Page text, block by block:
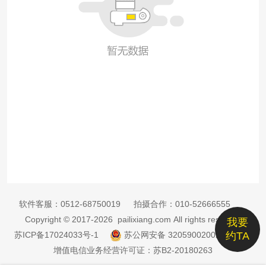
我要
约TA
软件客服： 0512-68750019 拍摄合作： 010-52666555
Copyright © 2017-2026 pailixiang.com All rights reserved
苏ICP备17024033号-1
苏公网安备 32059002002885号
增值电信业务经营许可证：苏B2-20180263